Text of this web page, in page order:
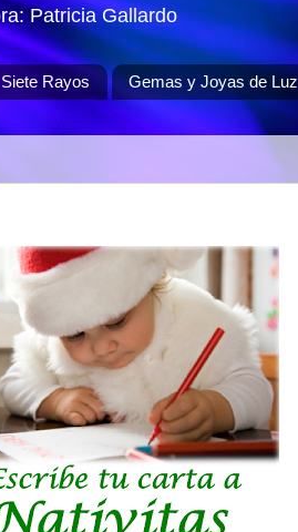
Patricia Gallardo
Siete Rayos Gemas y Joyas de Luz